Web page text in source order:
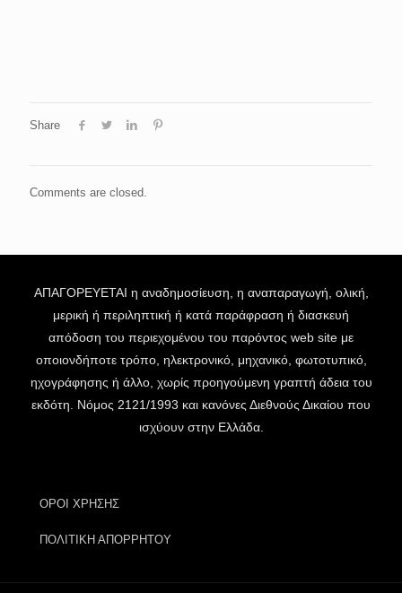
Share
Comments are closed.
ΑΠΑΓΟΡΕΥΕΤΑΙ η αναδημοσίευση, η αναπαραγωγή, ολική,
μερική ή περιληπτική ή κατά παράφραση ή διασκευή
απόδοση του περιεχομένου του παρόντος web site με
οποιονδήποτε τρόπο, ηλεκτρονικό, μηχανικό, φωτοτυπικό,
ηχογράφησης ή άλλο, χωρίς προηγούμενη γραπτή άδεια του
εκδότη. Νόμος 2121/1993 και κανόνες Διεθνούς Δικαίου που
ισχύουν στην Ελλάδα.
ΟΡΟΙ ΧΡΗΣΗΣ
ΠΟΛΙΤΙΚΗ ΑΠΟΡΡΗΤΟΥ